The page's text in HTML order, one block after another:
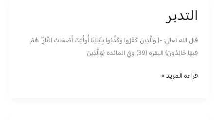
التدبر
قال الله تعالى: -{ وَالَّذِينَ كَفَرُوا وَكَذَّبُوا بِآيَاتِنَا أُولَٰئِكَ أَصْحَابُ النَّارِ ۖ هُمْ
فِيهَا خَالِدُونَ} البقرة (39) وفي المائدة {وَالَّذِينَ
التدبر
قراءة المزيد »